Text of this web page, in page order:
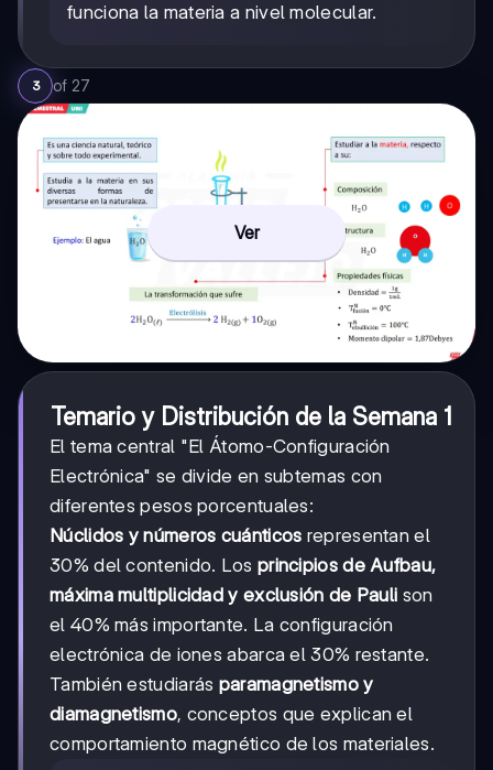
funciona la materia a nivel molecular.
3 of 27
Ver
Temario y Distribución de la Semana 1
El tema central "El Átomo-Configuración
Electrónica" se divide en subtemas con
diferentes pesos porcentuales:
Núclidos y números cuánticos representan el
30% del contenido. Los principios de Aufbau,
máxima multiplicidad y exclusión de Pauli son
el 40% más importante. La configuración
electrónica de iones abarca el 30% restante.
También estudiarás paramagnetismo y
diamagnetismo, conceptos que explican el
comportamiento magnético de los materiales.